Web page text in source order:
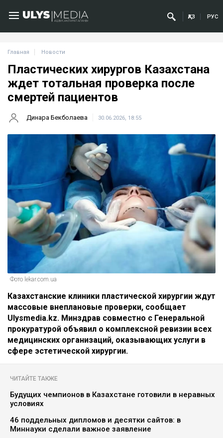
ҚАЗ РУС
Главная Новости
Пластических хирургов Казахстана
ждет тотальная проверка после
смертей пациентов
Динара Бекболаева 30.06.2026, 18:55
Фото lekar.com.ua
Казахстанские клиники пластической хирургии ждут
массовые внеплановые проверки, сообщает
Ulysmedia.kz. Минздрав совместно с Генеральной
прокуратурой объявил о комплексной ревизии всех
медицинских организаций, оказывающих услуги в
сфере эстетической хирургии.
ЧИТАЙТЕ ТАКЖЕ
Будущих чемпионов в Казахстане готовили в неравных
условиях
46 поддельных дипломов и десятки сайтов: в
Миннауки сделали важное заявление